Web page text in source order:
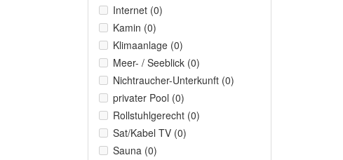
Internet (0)
Kamin (0)
Klimaanlage (0)
Meer- / Seeblick (0)
Nichtraucher-Unterkunft (0)
privater Pool (0)
Rollstuhlgerecht (0)
Sat/Kabel TV (0)
Sauna (0)